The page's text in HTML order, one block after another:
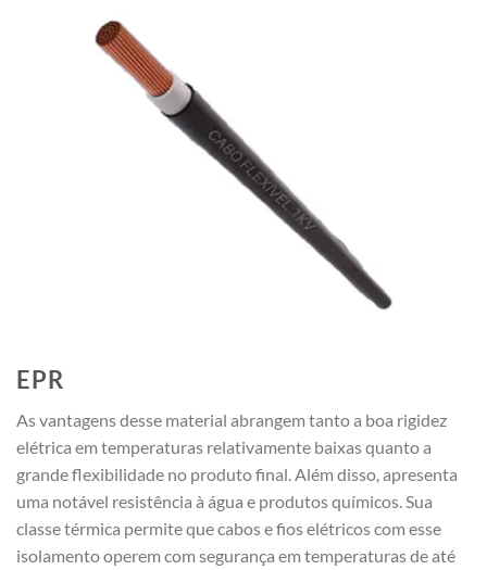
EPR
As vantagens desse material abrangem tanto a boa rigidez
elétrica em temperaturas relativamente baixas quanto a
grande flexibilidade no produto final. Além disso, apresenta
uma notável resistência à água e produtos químicos. Sua
classe térmica permite que cabos e fios elétricos com esse
isolamento operem com segurança em temperaturas de até